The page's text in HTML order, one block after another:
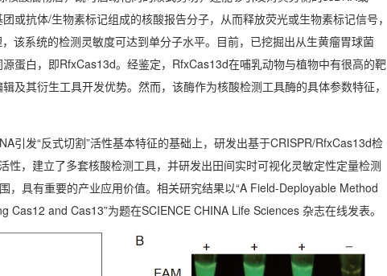
或抗体/生物素标记组成的核酸报告分子，从而释放荧光或生物素标记信号，
该系统的检测灵敏度可达到单分子水平。目前，已挖掘出从生黄瘤胃球菌
蛋白，即RfxCas13d。经鉴定，RfxCas13d在哺乳动物与植物中有很高的靶
其衍生工具开发优势。然而，该酶作为核酸检测工具酶的具体参数特征，
引发“反式切割”活性基本特征的基础上，研发出基于CRISPR/RfxCas13d检
，建立了多套核酸检测工具，并研发出田间实时可视化灵敏定性定量检测
具有重要的产业应用价值。相关研究结果以“A Field-Deployable Method
and Cas13”为题在SCIENCE CHINA Life Sciences 杂志在线发表。